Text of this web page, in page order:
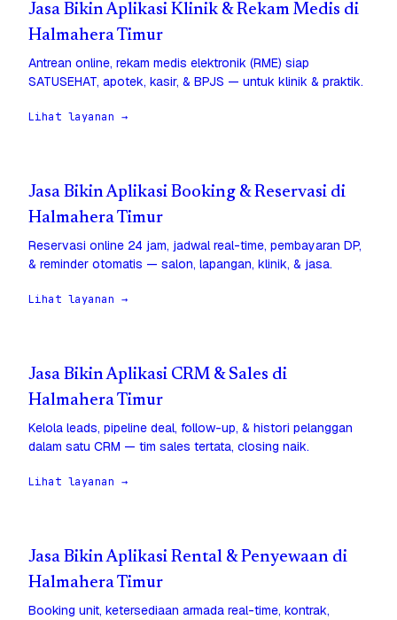
Jasa Bikin Aplikasi Klinik & Rekam Medis di
Halmahera Timur
Antrean online, rekam medis elektronik (RME) siap
SATUSEHAT, apotek, kasir, & BPJS — untuk klinik & praktik.
Lihat layanan →
Jasa Bikin Aplikasi Booking & Reservasi di
Halmahera Timur
Reservasi online 24 jam, jadwal real-time, pembayaran DP,
& reminder otomatis — salon, lapangan, klinik, & jasa.
Lihat layanan →
Jasa Bikin Aplikasi CRM & Sales di
Halmahera Timur
Kelola leads, pipeline deal, follow-up, & histori pelanggan
dalam satu CRM — tim sales tertata, closing naik.
Lihat layanan →
Jasa Bikin Aplikasi Rental & Penyewaan di
Halmahera Timur
Booking unit, ketersediaan armada real-time, kontrak,